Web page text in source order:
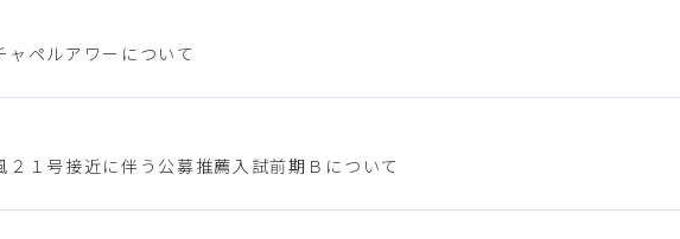
ャペルアワーについて
２１号接近に伴う公募推薦入試前期Ｂについて